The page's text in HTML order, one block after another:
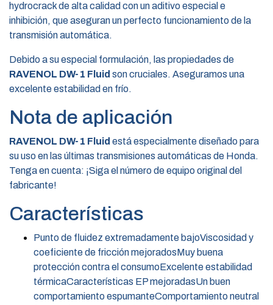
hydrocrack de alta calidad con un aditivo especial e
inhibición, que aseguran un perfecto funcionamiento de la
transmisión automática.
Debido a su especial formulación, las propiedades de
RAVENOL DW-1 Fluid son cruciales. Aseguramos una
excelente estabilidad en frío.
Nota de aplicación
RAVENOL DW-1 Fluid está especialmente diseñado para
su uso en las últimas transmisiones automáticas de Honda.
Tenga en cuenta: ¡Siga el número de equipo original del
fabricante!
Características
Punto de fluidez extremadamente bajoViscosidad y
coeficiente de fricción mejoradosMuy buena
protección contra el consumoExcelente estabilidad
térmicaCaracterísticas EP mejoradasUn buen
comportamiento espumanteComportamiento neutral